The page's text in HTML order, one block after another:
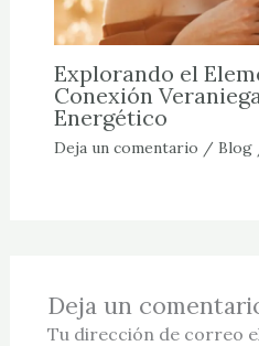
Explorando el
Conexión
Energético
Deja un comentario / Blog
Deja un
Tu dirección de correo